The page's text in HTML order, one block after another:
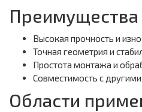
Преимущества
Высокая прочность и
Точная геометрия и
Простота монтажа и
Совместимость с
Области